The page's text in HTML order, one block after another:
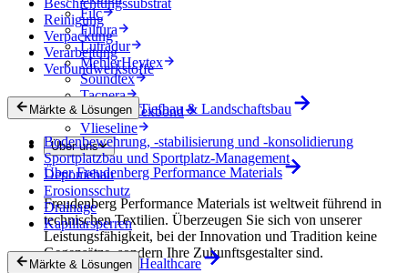
Filc
Filtura
Lutradur
MehlerHeytex
Soundtex
Tacnera
Terbond-Texbond
Vlieseline
Über uns
Über Freudenberg Performance Materials
Freudenberg Performance Materials ist weltweit führend in
technischen Textilien. Überzeugen Sie sich von unserer
Leistungsfähigkeit, bei der Innovation und Tradition keine
Gegensätze, sondern Ihre Zukunftsgestalter sind.
Beschichtungssubstrat
Reinigung
Verpackung
Verarbeitung
Verbundwerkstoffe
Märkte & Lösungen Tiefbau & Landschaftsbau
Bodenbewehrung, -stabilisierung und -konsolidierung
Sportplatzbau und Sportplatz-Management
Deponiebau
Erosionsschutz
Drainage
Kapillarsperren
Märkte & Lösungen Healthcare